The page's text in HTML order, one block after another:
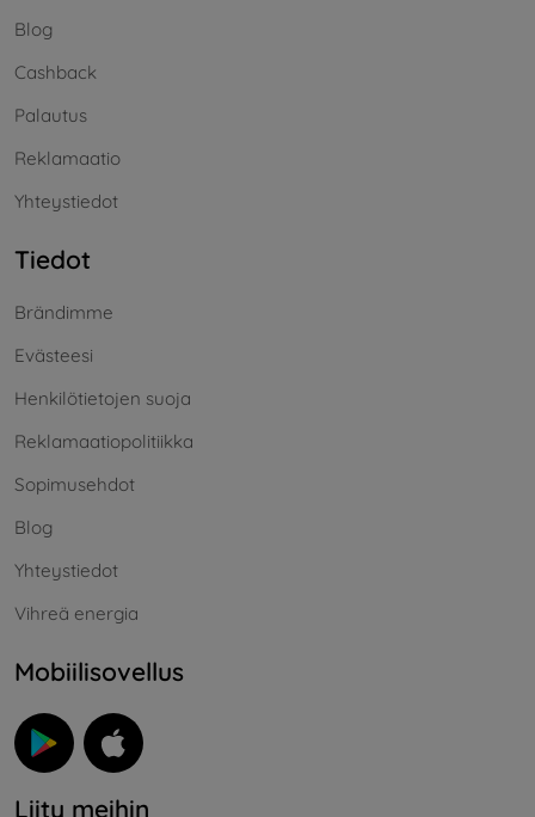
Blog
Cashback
Palautus
Reklamaatio
Yhteystiedot
Tiedot
Brändimme
Evästeesi
Henkilötietojen suoja
Reklamaatiopolitiikka
Sopimusehdot
Blog
Yhteystiedot
Vihreä energia
Mobiilisovellus
Liity meihin